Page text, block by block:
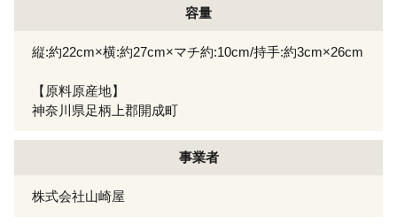
容量
縦:約22cm×横:約27cm×マチ約:10cm/持手:約3cm×26cm
【原料原産地】
神奈川県足柄上郡開成町
事業者
株式会社山崎屋